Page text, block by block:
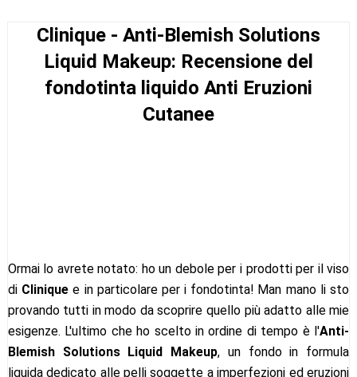
Clinique - Anti-Blemish Solutions
Liquid Makeup: Recensione del
fondotinta liquido Anti Eruzioni
Cutanee
Ormai lo avrete notato: ho un debole per i prodotti per il viso
di Cliniquee in particolare per i fondotinta! Man mano li sto
provando tutti in modo da scoprire quello più adatto alle mie
esigenze. L'ultimo che ho scelto in ordine di tempo è l'Anti-
Blemish Solutions Liquid Makeup, un fondo in formula
liquida dedicato alle pelli soggette a imperfezioni ed eruzioni